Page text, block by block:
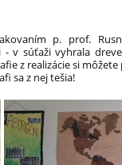
p. prof.
- v súťaži vyhrala
z realizácie si
sa z nej tešia!